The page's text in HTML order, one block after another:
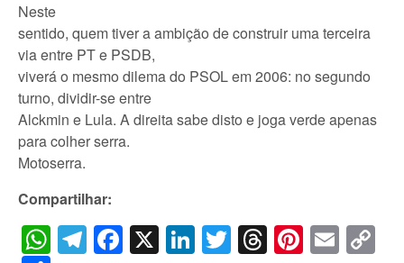
Neste
sentido, quem tiver a ambição de construir uma terceira
via entre PT e PSDB,
viverá o mesmo dilema do PSOL em 2006: no segundo
turno, dividir-se entre
Alckmin e Lula. A direita sabe disto e joga verde apenas
para colher serra.
Motoserra.
Compartilhar:
WhatsApp
Telegram
Facebook
X LinkedIn
Twitter
Threads